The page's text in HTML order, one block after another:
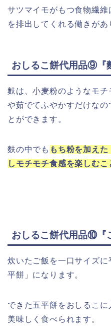
サツマイモがもつ食物繊
を排出してくれる働きがあ
おしるこ餅代用品⑨『
麩は、小麦粉のようなモ
や茹でてふやかすだけなの
とができます。
麩の中でも もち粉を加え
しモチモチ食感を楽しむ
おしるこ餅代用品⑩『
炊いたご飯を一口サイズ
平餅」になります。
できた五平餅をおしるこ
美味しく食べられます。